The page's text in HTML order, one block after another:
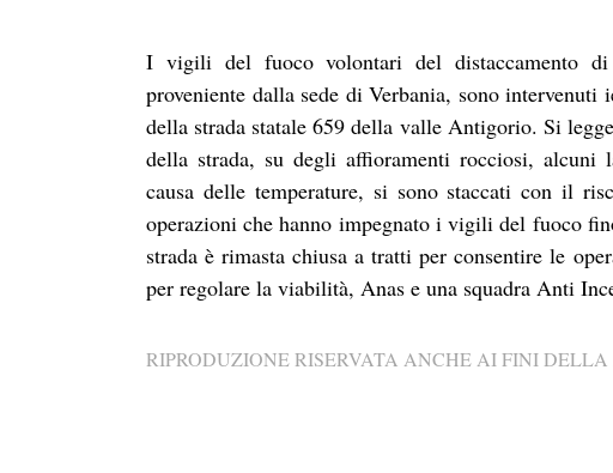
I vigili del fuoco volontari del distaccamento
proveniente dalla sede di Verbania, sono
della strada statale 659 della valle Antigorio. Si
della strada, su degli affioramenti rocciosi,
causa delle temperature, si sono staccati con il
operazioni che hanno impegnato i vigili del fuoco
strada è rimasta chiusa a tratti per consentire le
per regolare la viabilità, Anas e una squadra Anti
RIPRODUZIONE RISERVATA ANCHE AI FINI